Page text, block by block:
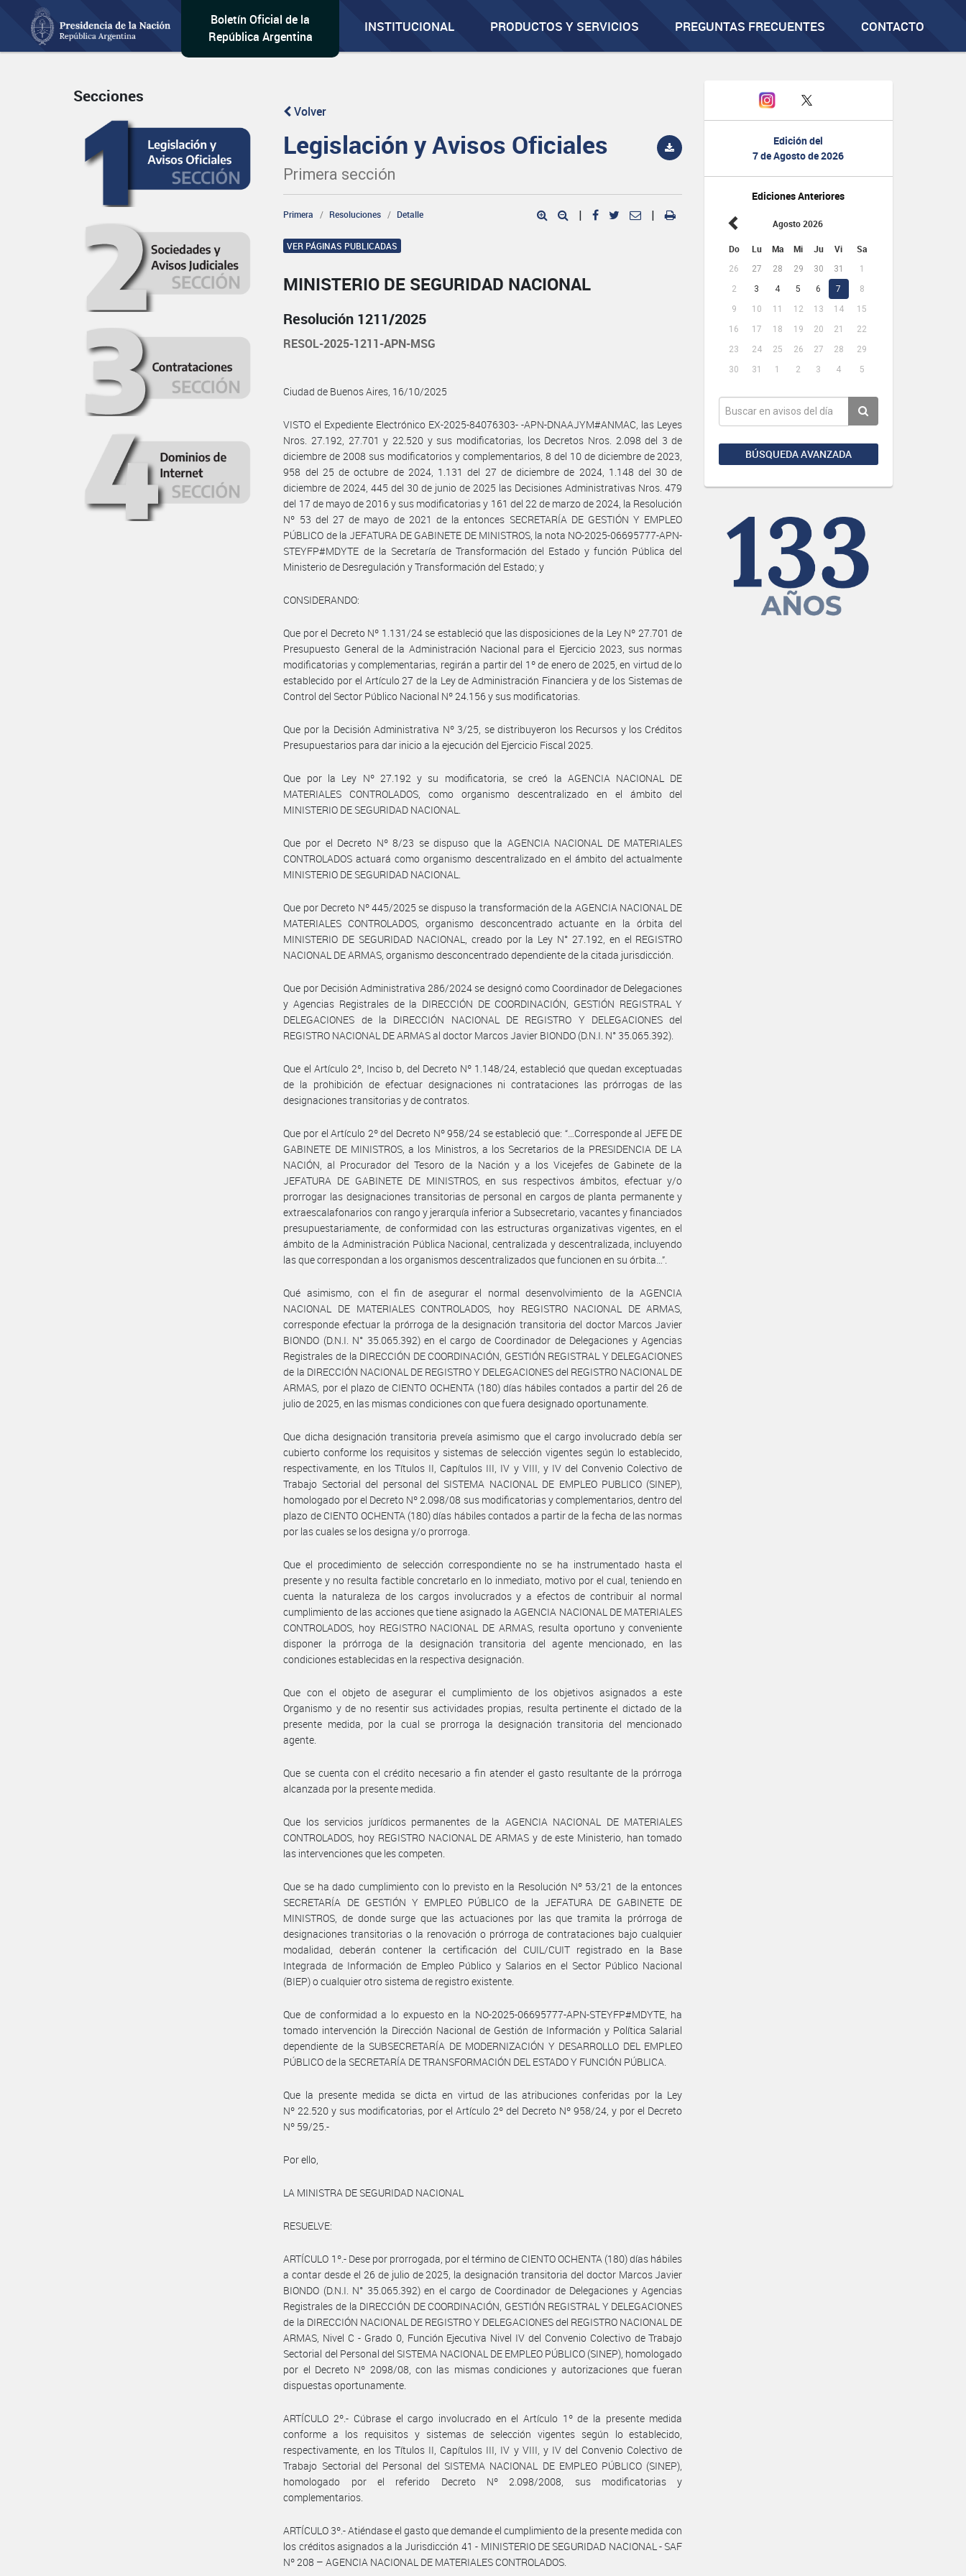
Boletín Oficial de la
República Argentina
INSTITUCIONAL PRODUCTOS Y SERVICIOS PREGUNTAS FRECUENTES CONTACTO
Edición del
7 de Agosto de 2026
Ediciones Anteriores
Agosto 2026
Do Lu Ma Mi Ju Vi Sa
26 27 28 29 30 31
1
2
3 4 5 6 7
8
9
10 11 12 13 14
15
16
17 18 19 20 21
22
23
24 25 26 27 28
29
30
31 1 2 3 4 5
BÚSQUEDA AVANZADA
Secciones
Volver
Legislación y Avisos Oficiales
Primera sección
Primera Resoluciones Detalle | |
VER PÁGINAS PUBLICADAS
MINISTERIO DE SEGURIDAD NACIONAL
Resolución 1211/2025
RESOL-2025-1211-APN-MSG
Ciudad de Buenos Aires, 16/10/2025
VISTO el Expediente Electrónico EX-2025-84076303- -APN-DNAAJYM#ANMAC, las Leyes
Nros. 27.192, 27.701 y 22.520 y sus modificatorias, los Decretos Nros. 2.098 del 3 de
diciembre de 2008 sus modificatorios y complementarios, 8 del 10 de diciembre de 2023,
958 del 25 de octubre de 2024, 1.131 del 27 de diciembre de 2024, 1.148 del 30 de
diciembre de 2024, 445 del 30 de junio de 2025 las Decisiones Administrativas Nros. 479
del 17 de mayo de 2016 y sus modificatorias y 161 del 22 de marzo de 2024, la Resolución
Nº 53 del 27 de mayo de 2021 de la entonces SECRETARÍA DE GESTIÓN Y EMPLEO
PÚBLICO de la JEFATURA DE GABINETE DE MINISTROS, la nota NO-2025-06695777-APN-
STEYFP#MDYTE de la Secretaría de Transformación del Estado y función Pública del
Ministerio de Desregulación y Transformación del Estado; y
CONSIDERANDO:
Que por el Decreto Nº 1.131/24 se estableció que las disposiciones de la Ley Nº 27.701 de
Presupuesto General de la Administración Nacional para el Ejercicio 2023, sus normas
modificatorias y complementarias, regirán a partir del 1º de enero de 2025, en virtud de lo
establecido por el Artículo 27 de la Ley de Administración Financiera y de los Sistemas de
Control del Sector Público Nacional Nº 24.156 y sus modificatorias.
Que por la Decisión Administrativa Nº 3/25, se distribuyeron los Recursos y los Créditos
Presupuestarios para dar inicio a la ejecución del Ejercicio Fiscal 2025.
Que por la Ley Nº 27.192 y su modificatoria, se creó la AGENCIA NACIONAL DE
MATERIALES CONTROLADOS, como organismo descentralizado en el ámbito del
MINISTERIO DE SEGURIDAD NACIONAL.
Que por el Decreto Nº 8/23 se dispuso que la AGENCIA NACIONAL DE MATERIALES
CONTROLADOS actuará como organismo descentralizado en el ámbito del actualmente
MINISTERIO DE SEGURIDAD NACIONAL.
Que por Decreto Nº 445/2025 se dispuso la transformación de la AGENCIA NACIONAL DE
MATERIALES CONTROLADOS, organismo desconcentrado actuante en la órbita del
MINISTERIO DE SEGURIDAD NACIONAL, creado por la Ley N° 27.192, en el REGISTRO
NACIONAL DE ARMAS, organismo desconcentrado dependiente de la citada jurisdicción.
Que por Decisión Administrativa 286/2024 se designó como Coordinador de Delegaciones
y Agencias Registrales de la DIRECCIÓN DE COORDINACIÓN, GESTIÓN REGISTRAL Y
DELEGACIONES de la DIRECCIÓN NACIONAL DE REGISTRO Y DELEGACIONES del
REGISTRO NACIONAL DE ARMAS al doctor Marcos Javier BIONDO (D.N.I. N° 35.065.392).
Que el Artículo 2º, Inciso b, del Decreto Nº 1.148/24, estableció que quedan exceptuadas
de la prohibición de efectuar designaciones ni contrataciones las prórrogas de las
designaciones transitorias y de contratos.
Que por el Artículo 2º del Decreto Nº 958/24 se estableció que: “…Corresponde al JEFE DE
GABINETE DE MINISTROS, a los Ministros, a los Secretarios de la PRESIDENCIA DE LA
NACIÓN, al Procurador del Tesoro de la Nación y a los Vicejefes de Gabinete de la
JEFATURA DE GABINETE DE MINISTROS, en sus respectivos ámbitos, efectuar y/o
prorrogar las designaciones transitorias de personal en cargos de planta permanente y
extraescalafonarios con rango y jerarquía inferior a Subsecretario, vacantes y financiados
presupuestariamente, de conformidad con las estructuras organizativas vigentes, en el
ámbito de la Administración Pública Nacional, centralizada y descentralizada, incluyendo
las que correspondan a los organismos descentralizados que funcionen en su órbita…”.
Qué asimismo, con el fin de asegurar el normal desenvolvimiento de la AGENCIA
NACIONAL DE MATERIALES CONTROLADOS, hoy REGISTRO NACIONAL DE ARMAS,
corresponde efectuar la prórroga de la designación transitoria del doctor Marcos Javier
BIONDO (D.N.I. N° 35.065.392) en el cargo de Coordinador de Delegaciones y Agencias
Registrales de la DIRECCIÓN DE COORDINACIÓN, GESTIÓN REGISTRAL Y DELEGACIONES
de la DIRECCIÓN NACIONAL DE REGISTRO Y DELEGACIONES del REGISTRO NACIONAL DE
ARMAS, por el plazo de CIENTO OCHENTA (180) días hábiles contados a partir del 26 de
julio de 2025, en las mismas condiciones con que fuera designado oportunamente.
Que dicha designación transitoria preveía asimismo que el cargo involucrado debía ser
cubierto conforme los requisitos y sistemas de selección vigentes según lo establecido,
respectivamente, en los Títulos II, Capítulos III, IV y VIII, y IV del Convenio Colectivo de
Trabajo Sectorial del personal del SISTEMA NACIONAL DE EMPLEO PUBLICO (SINEP),
homologado por el Decreto Nº 2.098/08 sus modificatorias y complementarios, dentro del
plazo de CIENTO OCHENTA (180) días hábiles contados a partir de la fecha de las normas
por las cuales se los designa y/o prorroga.
Que el procedimiento de selección correspondiente no se ha instrumentado hasta el
presente y no resulta factible concretarlo en lo inmediato, motivo por el cual, teniendo en
cuenta la naturaleza de los cargos involucrados y a efectos de contribuir al normal
cumplimiento de las acciones que tiene asignado la AGENCIA NACIONAL DE MATERIALES
CONTROLADOS, hoy REGISTRO NACIONAL DE ARMAS, resulta oportuno y conveniente
disponer la prórroga de la designación transitoria del agente mencionado, en las
condiciones establecidas en la respectiva designación.
Que con el objeto de asegurar el cumplimiento de los objetivos asignados a este
Organismo y de no resentir sus actividades propias, resulta pertinente el dictado de la
presente medida, por la cual se prorroga la designación transitoria del mencionado
agente.
Que se cuenta con el crédito necesario a fin atender el gasto resultante de la prórroga
alcanzada por la presente medida.
Que los servicios jurídicos permanentes de la AGENCIA NACIONAL DE MATERIALES
CONTROLADOS, hoy REGISTRO NACIONAL DE ARMAS y de este Ministerio, han tomado
las intervenciones que les competen.
Que se ha dado cumplimiento con lo previsto en la Resolución Nº 53/21 de la entonces
SECRETARÍA DE GESTIÓN Y EMPLEO PÚBLICO de la JEFATURA DE GABINETE DE
MINISTROS, de donde surge que las actuaciones por las que tramita la prórroga de
designaciones transitorias o la renovación o prórroga de contrataciones bajo cualquier
modalidad, deberán contener la certificación del CUIL/CUIT registrado en la Base
Integrada de Información de Empleo Público y Salarios en el Sector Público Nacional
(BIEP) o cualquier otro sistema de registro existente.
Que de conformidad a lo expuesto en la NO-2025-06695777-APN-STEYFP#MDYTE, ha
tomado intervención la Dirección Nacional de Gestión de Información y Política Salarial
dependiente de la SUBSECRETARÍA DE MODERNIZACIÓN Y DESARROLLO DEL EMPLEO
PÚBLICO de la SECRETARÍA DE TRANSFORMACIÓN DEL ESTADO Y FUNCIÓN PÚBLICA.
Que la presente medida se dicta en virtud de las atribuciones conferidas por la Ley
Nº 22.520 y sus modificatorias, por el Artículo 2º del Decreto Nº 958/24, y por el Decreto
Nº 59/25.-
Por ello,
LA MINISTRA DE SEGURIDAD NACIONAL
RESUELVE:
ARTÍCULO 1º.- Dese por prorrogada, por el término de CIENTO OCHENTA (180) días hábiles
a contar desde el 26 de julio de 2025, la designación transitoria del doctor Marcos Javier
BIONDO (D.N.I. N° 35.065.392) en el cargo de Coordinador de Delegaciones y Agencias
Registrales de la DIRECCIÓN DE COORDINACIÓN, GESTIÓN REGISTRAL Y DELEGACIONES
de la DIRECCIÓN NACIONAL DE REGISTRO Y DELEGACIONES del REGISTRO NACIONAL DE
ARMAS, Nivel C - Grado 0, Función Ejecutiva Nivel IV del Convenio Colectivo de Trabajo
Sectorial del Personal del SISTEMA NACIONAL DE EMPLEO PÚBLICO (SINEP), homologado
por el Decreto Nº 2098/08, con las mismas condiciones y autorizaciones que fueran
dispuestas oportunamente.
ARTÍCULO 2º.- Cúbrase el cargo involucrado en el Artículo 1º de la presente medida
conforme a los requisitos y sistemas de selección vigentes según lo establecido,
respectivamente, en los Títulos II, Capítulos III, IV y VIII, y IV del Convenio Colectivo de
Trabajo Sectorial del Personal del SISTEMA NACIONAL DE EMPLEO PÚBLICO (SINEP),
homologado por el referido Decreto Nº 2.098/2008, sus modificatorias y
complementarios.
ARTÍCULO 3º.- Atiéndase el gasto que demande el cumplimiento de la presente medida con
los créditos asignados a la Jurisdicción 41 - MINISTERIO DE SEGURIDAD NACIONAL - SAF
Nº 208 – AGENCIA NACIONAL DE MATERIALES CONTROLADOS.